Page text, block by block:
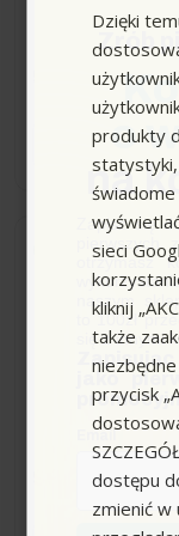
99,00 zł
+
Wysyłka do 24h
99,23 zł
Dzięki
produkty
świadome
sieci
kliknij
także
przycisk
dostępu
zmienić
Zrób
o
na
Zapisz się
pierwszych
otrzymasz
naszym
to 100zł
się z innymi
jako
Email